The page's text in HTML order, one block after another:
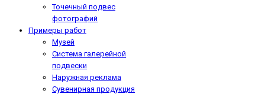
Точечный подвес
фотографий
Примеры работ
Музей
Система галерейной
подвески
Наружная реклама
Сувенирная продукция